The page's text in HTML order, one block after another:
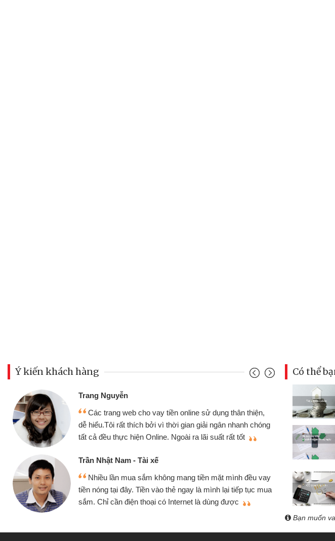
Ý kiến khách hàng
sử dụng thân thiện,
giải ngân nhanh chóng
lãi suất rất tốt
tiền mặt mình đều vay
là mình lại tiếp tục mua
là dùng được
Mình cần tiền gấp nên định cầm cố chiếc xe wave
nhưng thật may đã có gói vay tiền bằng CMND online
không cần gặp mặt nên rất tiện lợi, sẽ giới thiệu cho
bè biết
Tôi kinh doanh buôn bán nhỏ lẻ nhiều lúc cần vốn
hàng, nhờ biết đến website qua bạn bè giới thiệu tôi đã
quyết được công việc của mình nhanh chóng
Có thể
Bạn muốn